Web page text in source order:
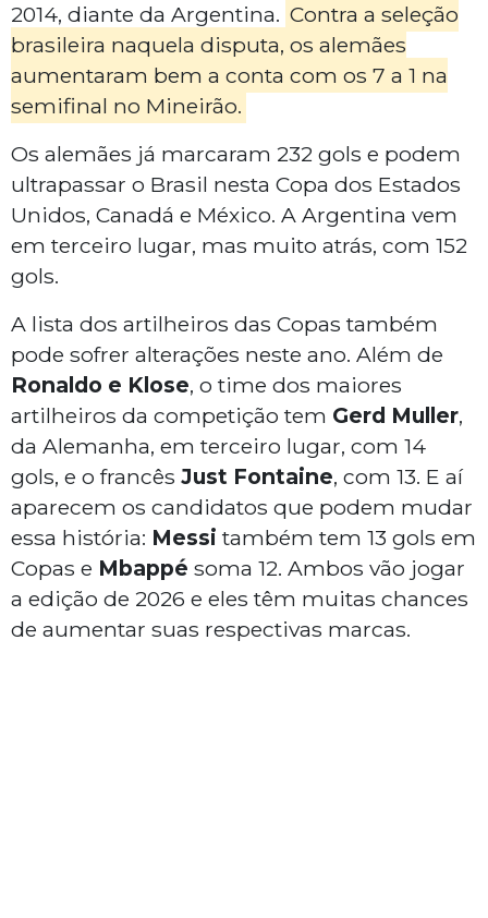
2014, diante da Argentina. Contra a seleção
brasileira naquela disputa, os alemães
aumentaram bem a conta com os 7 a 1 na
semifinal no Mineirão.
Os alemães já marcaram 232 gols e podem
ultrapassar o Brasil nesta Copa dos Estados
Unidos, Canadá e México. A Argentina vem
em terceiro lugar, mas muito atrás, com 152
gols.
A lista dos artilheiros das Copas também
pode sofrer alterações neste ano. Além de
Ronaldo e Klose, o time dos maiores
artilheiros da competição tem Gerd Muller,
da Alemanha, em terceiro lugar, com 14
gols, e o francês Just Fontaine, com 13. E aí
aparecem os candidatos que podem mudar
essa história: Messi também tem 13 gols em
Copas e Mbappé soma 12. Ambos vão jogar
a edição de 2026 e eles têm muitas chances
de aumentar suas respectivas marcas.